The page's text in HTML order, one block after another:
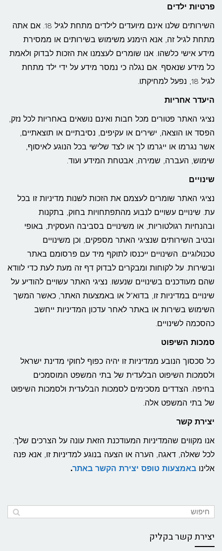
פרטיות ילדים
השירותים שלנו אינם מיועדים לילדים מתחת לגיל 18. אם אתה
מתחת לגיל זה, אנא הימנע משימוש בשירותים או ממסירת
מידע אישי כלשהו. אנו שומרים לעצמנו את הזכות לבדוק ולאמת
כל מידע שנאסף. אם נגלה כי נמסר מידע על ידי ילד מתחת
לגיל 18, נפעל למחיקתו.
היעדר אחריות
נציגי האתר פטורים מכל חבות ואינם נושאים באחריות לכל נזק,
הפסד או הוצאה, ישירים או עקיפים, נסיבתיים או תוצאתיים,
אשר נגרמו או ייגרמו לך או לצד שלישי בכל הנוגע לאיסוף,
שימוש, העברה, שמירה, אבטחת המידע ועוד.
שינויים
נציגי האתר שומרים לעצמם את הזכות לשנות מדיניות זו בכל
עת. שינויים עשויים לנבוע מהתפתחויות בחוק, בתקנות
ובהנחיות רגולטוריות, או משינויים בסביבה העסקית, באופי
ובטיב השירותים שנציגי האתר מספקים, וכן משינויים
טכנולוגיים. השינויים ייכנסו לתוקף מיד עם פרסומם באתר
ובשירות. על לקוחות ומבקרים לבדוק דף זה מעת לעת כדי לוודא
שהם מעודכנים בשינויים שנעשו. נציגי האתר עשויים להודיע על
שינויים במדיניות זו, בדוא"ל או באמצעות האתר, כאשר המשך
השימוש בשירות או באתר לאחר עדכון המדיניות ייחשב
כהסכמה לשינויים.
סמכות השיפוט
כל סכסוך הנובע ממדיניות זו יהיה כפוף לחוקי מדינת ישראל
ולסמכות השיפוט הבלעדית של בתי המשפט המוסמכים
בחיפה. הצדדים מסכימים לסמכות הבלעדית ולסמכות השיפוט
של בתי המשפט אלה.
יצירת קשר
אנו מקווים שהמדיניות המעודכנת הזאת עונה על הצרכים שלך.
לכל שאלה, דאגה, הערה או הצעה בנוגע למדיניות זו, אנא פנה
אלינו באמצעות טופס יצירת הקשר באתר.
יצירת קשר בקליק